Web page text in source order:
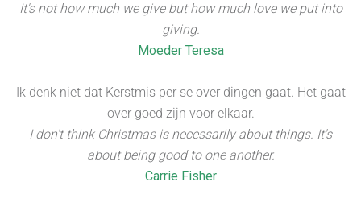
It's not how much we give but how much love we put into
giving.
Moeder Teresa
Ik denk niet dat Kerstmis per se over dingen gaat. Het gaat
over goed zijn voor elkaar.
I don't think Christmas is necessarily about things. It's
about being good to one another.
Carrie Fisher